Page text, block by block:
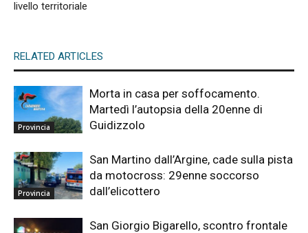
livello territoriale
RELATED ARTICLES
Provincia
Morta in casa per soffocamento.
Martedì l’autopsia della 20enne di
Guidizzolo
Provincia
San Martino dall’Argine, cade sulla pista
da motocross: 29enne soccorso
dall’elicottero
San Giorgio Bigarello, scontro frontale